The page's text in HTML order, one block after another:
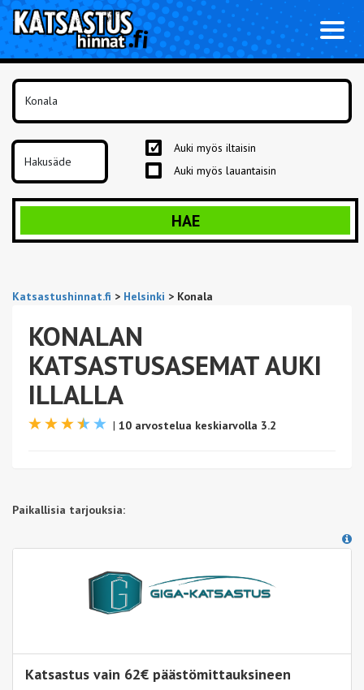
Auki myös iltaisin
Auki myös lauantaisin
HAE
Katsastushinnat.fi > Helsinki > Konala
KONALAN
KATSASTUSASEMAT AUKI
ILLALLA
| 10 arvostelua keskiarvolla 3.2
Paikallisia tarjouksia:
Katsastus vain 62€ päästömittauksineen